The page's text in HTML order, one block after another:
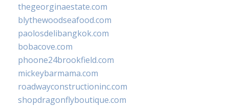
thegeorginaestate.com
blythewoodseafood.com
paolosdelibangkok.com
bobacove.com
phoone24brookfield.com
mickeybarmama.com
roadwayconstructioninc.com
shopdragonflyboutique.com